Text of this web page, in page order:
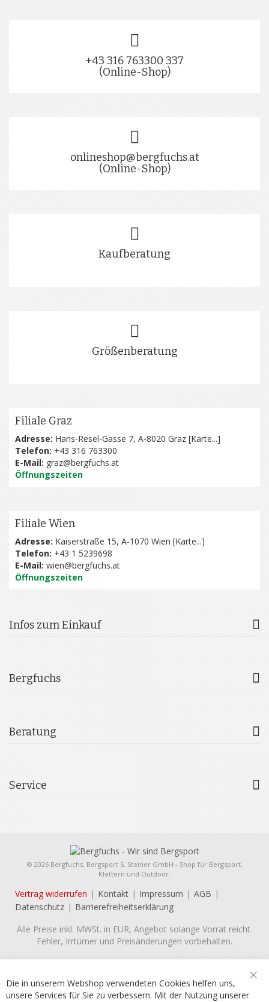
+43 316 763300 337
(Online-Shop)
onlineshop@bergfuchs.at
(Online-Shop)
Kaufberatung
Größenberatung
Filiale Graz
Adresse: Hans-Resel-Gasse 7, A-8020 Graz [Karte...]
Telefon: +43 316 763300
E-Mail: graz@bergfuchs.at
Öffnungszeiten
Filiale Wien
Adresse: Kaiserstraße 15, A-1070 Wien [Karte...]
Telefon: +43 1 5239698
E-Mail: wien@bergfuchs.at
Öffnungszeiten
Infos zum Einkauf
Bergfuchs
Beratung
Service
© 2026 Bergfuchs, Bergsport S. Steiner GmbH - Shop für Bergsport,
Klettern und Outdoor.
Vertrag widerrufen Kontakt Impressum
AGB
Datenschutz
Barrierefreiheitserklärung
Alle Preise inkl. MWSt. in EUR, Angebot solange Vorrat reicht.
Fehler, Irrtümer und Preisänderungen vorbehalten.
Die in unserem Webshop verwendeten Cookies helfen uns,
unsere Services für Sie zu verbessern. Mit der Nutzung unserer